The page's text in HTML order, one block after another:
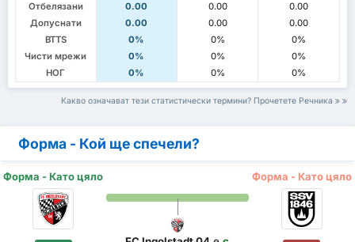
Отбелязани
0.00 0.00
0.00
Допуснати
0.00 0.00
0.00
BTTS
0% 0%
0%
Чисти мрежи
0% 0%
0%
НОГ
0% 0% 0%
Какво означават тези статистически термини? Прочетете Речника
Форма - Кой ще спечели?
Форма - Като цяло Форма - Като цяло